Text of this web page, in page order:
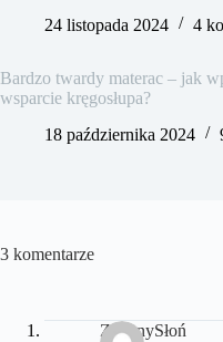
24 listopada 2024
4
Bardzo twardy materac – jak
wsparcie kręgosłupa?
18 października 2024
3 komentarze
ZielonySłoń